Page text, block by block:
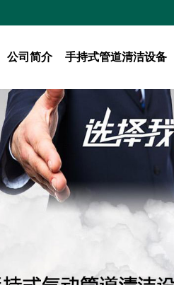
公司简介 手持式管道清洁设备